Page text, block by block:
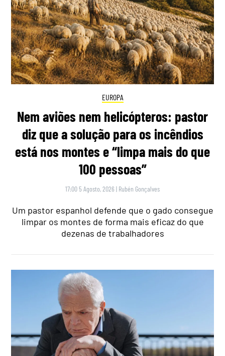
EUROPA
Nem aviões nem helicópteros: pastor
diz que a solução para os incêndios
está nos montes e “limpa mais do que
100 pessoas”
17:00 5 Agosto, 2026 | Rubén Gonçalves
Um pastor espanhol defende que o gado consegue
limpar os montes de forma mais eficaz do que
dezenas de trabalhadores